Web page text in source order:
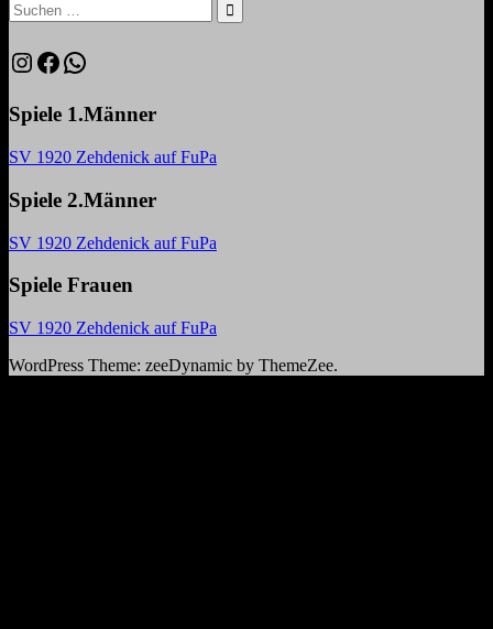
Beitrag:
Suchen
nach:
Suchen
Instagram
Facebook
WhatsApp
Spiele 1.Männer
SV 1920 Zehdenick auf FuPa
Spiele 2.Männer
SV 1920 Zehdenick auf FuPa
Spiele Frauen
SV 1920 Zehdenick auf FuPa
WordPress Theme: zeeDynamic by ThemeZee.